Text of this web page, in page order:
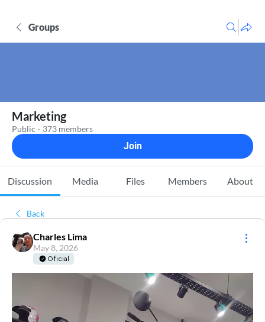
Groups
Marketing
Public · 373 members
Join
Discussion Media Files Members About
Back
Charles Lima
May 8, 2026
Oficial